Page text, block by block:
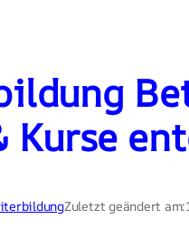
Kurse
Zuletzt geändert am: